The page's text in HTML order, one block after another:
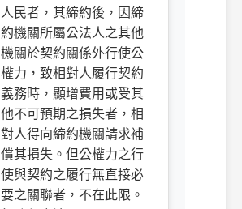
人民者，其締約後，因締
約機關所屬公法人之其他
機關於契約關係外行使公
權力，致相對人履行契約
義務時，顯增費用或受其
他不可預期之損失者，相
對人得向締約機關請求補
償其損失。但公權力之行
使與契約之履行無直接必
要之關聯者，不在此限。